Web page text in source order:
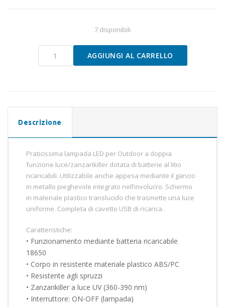
7 disponibili
Zanzarkiller
AGGIUNGI AL CARRELLO
Descrizione
Praticissima lampada LED per Outdoor a doppia
funzione luce/zanzarikiller dotata di batterie al litio
ricaricabili. Utilizzabile anche appesa mediante il gancio
in metallo pieghevole integrato nell’involucro. Schermo
in materiale plastico translucido che trasmette una luce
uniforme. Completa di cavetto USB di ricarica.
Caratteristiche:
• Funzionamento mediante batteria ricaricabile
18650
• Corpo in resistente materiale plastico ABS/PC
• Resistente agli spruzzi
• Zanzarikiller a luce UV (360-390 nm)
• Interruttore: ON-OFF (lampada)